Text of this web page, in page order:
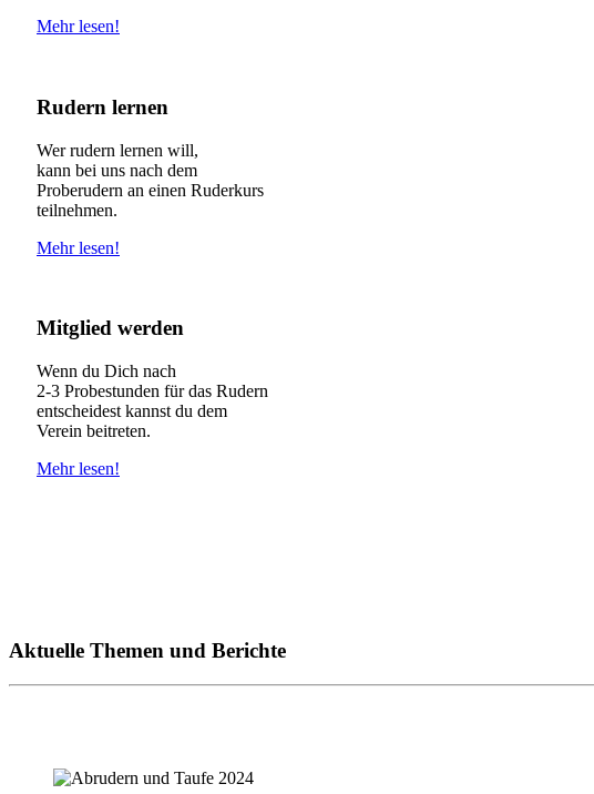
Mehr lesen!
Rudern lernen
Wer rudern lernen will,
kann bei uns nach dem
Proberudern an einen Ruderkurs
teilnehmen.
Mehr lesen!
Mitglied werden
Wenn du Dich nach
2-3 Probestunden für das Rudern
entscheidest kannst du dem
Verein beitreten.
Mehr lesen!
Aktuelle Themen und Berichte